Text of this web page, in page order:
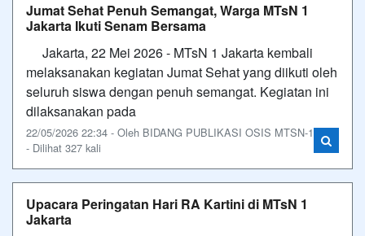
Jumat Sehat Penuh Semangat, Warga MTsN 1
Jakarta Ikuti Senam Bersama
Jakarta, 22 Mei 2026 - MTsN 1 Jakarta kembali
melaksanakan kegiatan Jumat Sehat yang diikuti oleh
seluruh siswa dengan penuh semangat. Kegiatan ini
dilaksanakan pada
22/05/2026 22:34 - Oleh BIDANG PUBLIKASI OSIS MTSN-1
- Dilihat 327 kali
Upacara Peringatan Hari RA Kartini di MTsN 1
Jakarta